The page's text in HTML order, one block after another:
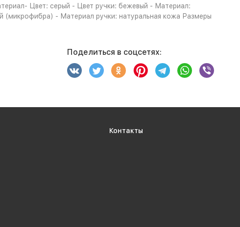
Цвет: серый - Цвет ручки: бежевый - Материал:
(микрофибра) - Материал ручки: натуральная кожа Размеры
Поделиться в соцсетях:
Контакты